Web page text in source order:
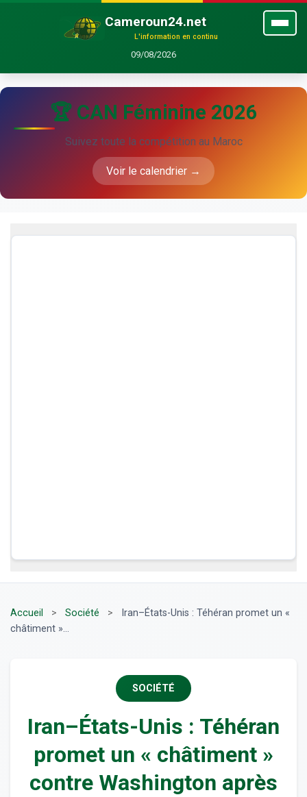
Cameroun24.net
L'information en continu
09/08/2026
🏆 CAN Féminine 2026
Suivez toute la compétition au Maroc
Voir le calendrier →
Accueil > Société >
Iran–États-Unis : Téhéran promet un «
châtiment »...
SOCIÉTÉ
Iran–États-Unis : Téhéran
promet un « châtiment »
contre Washington après